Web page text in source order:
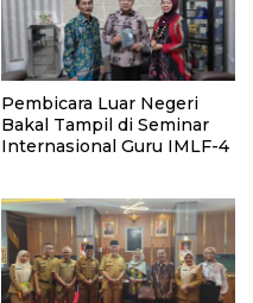
Pembicara Luar Negeri
Bakal Tampil di Seminar
Internasional Guru IMLF-4